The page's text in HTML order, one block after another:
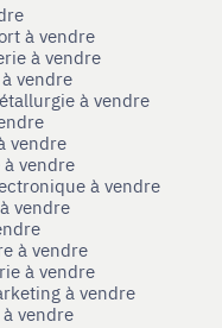
à vendre
à vendre
vendre
à vendre
vendre
vendre
à vendre
vendre
à vendre
à vendre
à vendre
vendre